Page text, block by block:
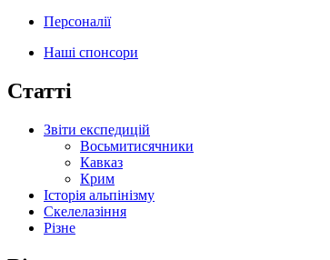
Персоналії
Наші спонсори
Статті
Звіти експедицій
Восьмитисячники
Кавказ
Крим
Історія альпінізму
Скелелазіння
Різне